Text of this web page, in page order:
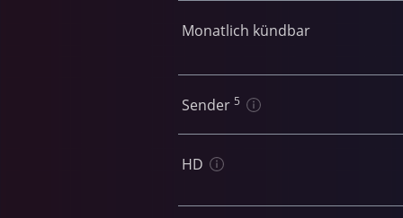
Monatlich kündbar
Sender 5
HD